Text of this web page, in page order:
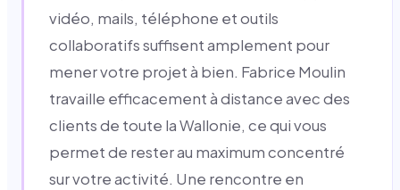
vidéo, mails, téléphone et outils
collaboratifs suffisent amplement pour
mener votre projet à bien. Fabrice Moulin
travaille efficacement à distance avec des
clients de toute la Wallonie, ce qui vous
permet de rester au maximum concentré
sur votre activité. Une rencontre en